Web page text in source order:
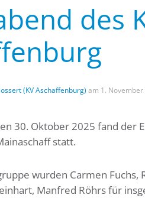
des
(KV Aschaffenburg) am 1. November
30. Oktober 2025 fand der
statt.
wurden Carmen Fuchs,
Manfred Röhrs für